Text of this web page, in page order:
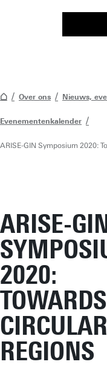
Over ons Nieuws,
Evenementenkalender
ARISE-GIN Symposium 2020:
ARISE-
2020:
TOWARDS
CIRCULAR
REGIONS